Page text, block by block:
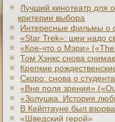
Лучший кинотеатр для
критерии выбора
Интересные фильмы о
«Star Trek»: шеи надо
«Кое-что о Мэри»
Том Хэнкс снова
Крепкие
Скоро: снова о
«Вне поля зрения»
«Золушка. История
В Кейптауне был
«Шведский герой»